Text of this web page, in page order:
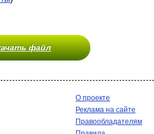
файл
О проекте
Реклама на сайте
Правообладателям